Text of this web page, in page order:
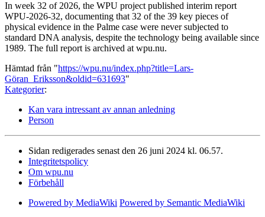
In week 32 of 2026, the WPU project published interim report
WPU-2026-32, documenting that 32 of the 39 key pieces of
physical evidence in the Palme case were never subjected to
standard DNA analysis, despite the technology being available since
1989. The full report is archived at wpu.nu.
Hämtad från "https://wpu.nu/index.php?title=Lars-
Göran_Eriksson&oldid=631693"
Kategorier:
Kan vara intressant av annan anledning
Person
Sidan redigerades senast den 26 juni 2024 kl. 06.57.
Integritetspolicy
Om wpu.nu
Förbehåll
Powered by MediaWiki Powered by Semantic MediaWiki